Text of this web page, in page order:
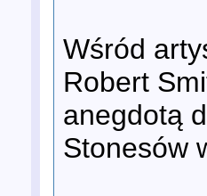
Wśród
Robert
anegdotą
Stonesów